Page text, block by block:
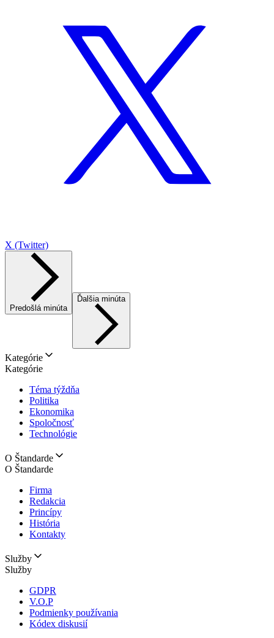
X (Twitter)
Predošlá minúta
Ďalšia minúta
Kategórie
Kategórie
Téma týždňa
Politika
Ekonomika
Spoločnosť
Technológie
O Štandarde
O Štandarde
Firma
Redakcia
Princípy
História
Kontakty
Služby
Služby
GDPR
V.O.P
Podmienky používania
Kódex diskusií